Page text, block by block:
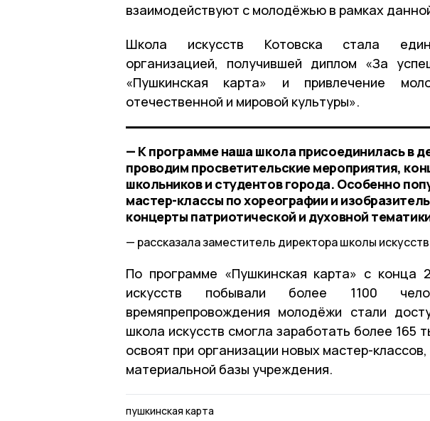
взаимодействуют с молодёжью в рамках
Школа искусств Котовска стала
организацией, получившей диплом «За
«Пушкинская карта» и привлечение
отечественной и мировой культуры».
— К программе наша школа присоединилась в
проводим просветительские мероприятия,
школьников и студентов города. Особенно
мастер-классы по хореографии и
концерты патриотической и духовной
рассказала заместитель директора школы
По программе «Пушкинская карта» с конца
искусств побывали более 1100
времяпрепровождения молодёжи стали
школа искусств смогла заработать более 165
освоят при организации новых мастер-
материальной базы учреждения.
пушкинская карта